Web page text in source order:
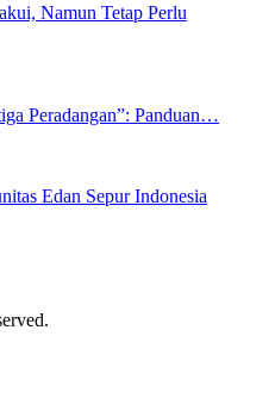
Namun Tetap Perlu
Peradangan”: Panduan…
Edan Sepur Indonesia